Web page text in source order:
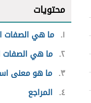
محتويات
١ ما هي الصفات
٢ ما هي الصفات
٣ ما هو معنى
٤ المراجع